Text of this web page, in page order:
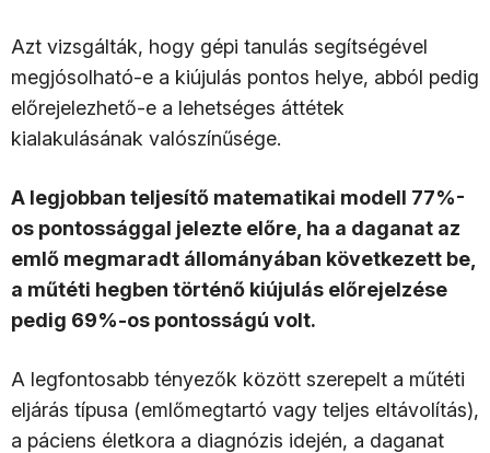
Azt vizsgálták, hogy gépi tanulás segítségével
megjósolható-e a kiújulás pontos helye, abból pedig
előrejelezhető-e a lehetséges áttétek
kialakulásának valószínűsége.
A legjobban teljesítő matematikai modell 77%-
os pontossággal jelezte előre, ha a daganat az
emlő megmaradt állományában következett be,
a műtéti hegben történő kiújulás előrejelzése
pedig 69%-os pontosságú volt.
A legfontosabb tényezők között szerepelt a műtéti
eljárás típusa (emlőmegtartó vagy teljes eltávolítás),
a páciens életkora a diagnózis idején, a daganat